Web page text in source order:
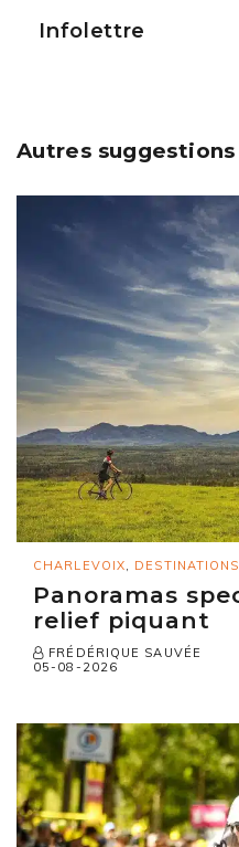
Infolettre
Autres suggestions
CHARLEVOIX DESTINATIONS
Panoramas
relief piquant
FRÉDÉRIQUE SAUVÉE
05-08-2026